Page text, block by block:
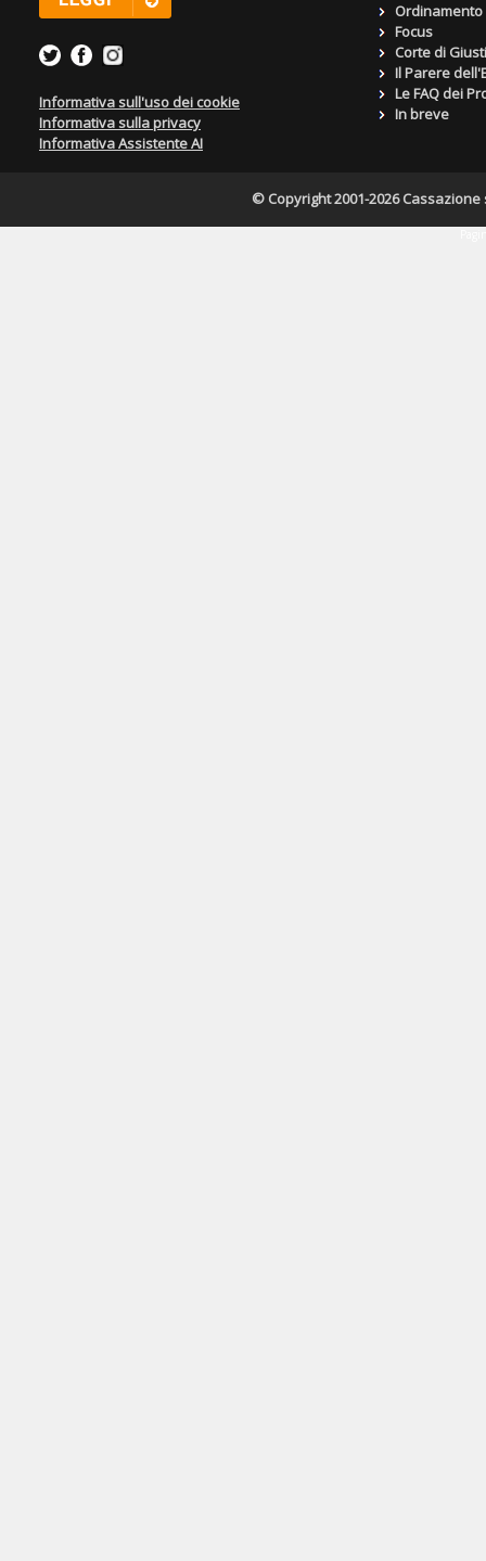
Informativa sull'uso dei cookie
Informativa sulla privacy
Informativa Assistente AI
Focus
Corte di
Il Parere
Le FAQ dei
In breve
© Copyright 2001-2026 Cassazione